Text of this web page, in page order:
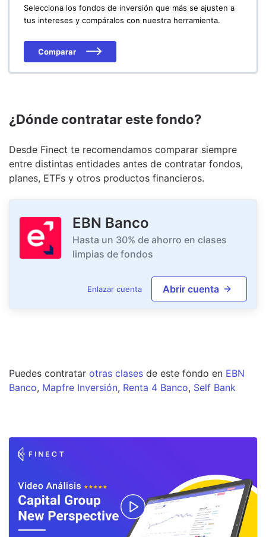
Selecciona los fondos de inversión que más se ajusten a
tus intereses y compáralos con nuestra herramienta.
Comparar
¿Dónde contratar este fondo?
Desde Finect te recomendamos comparar siempre
entre distintas entidades antes de contratar fondos,
planes, ETFs y otros productos financieros.
EBN Banco
Hasta un 30% de ahorro en clases
limpias de fondos
Enlazar cuenta Abrir cuenta
Puedes contratar otras clases de este fondo en EBN
Banco, Mapfre Inversión, Renta 4 Banco, Self Bank